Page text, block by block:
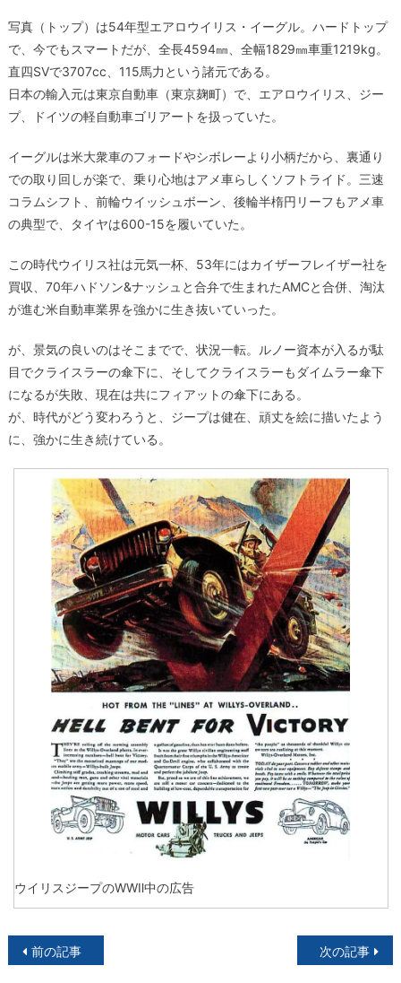
写真（トップ）は54年型エアロウイリス・イーグル。ハードトップ
で、今でもスマートだが、全長4594㎜、全幅1829㎜車重1219kg。
直四SVで3707cc、115馬力という諸元である。
日本の輸入元は東京自動車（東京麹町）で、エアロウイリス、ジー
プ、ドイツの軽自動車ゴリアートを扱っていた。
イーグルは米大衆車のフォードやシボレーより小柄だから、裏通り
での取り回しが楽で、乗り心地はアメ車らしくソフトライド。三速
コラムシフト、前輪ウイッシュボーン、後輪半楕円リーフもアメ車
の典型で、タイヤは600-15を履いていた。
この時代ウイリス社は元気一杯、53年にはカイザーフレイザー社を
買収、70年ハドソン&ナッシュと合弁で生まれたAMCと合併、淘汰
が進む米自動車業界を強かに生き抜いていった。
が、景気の良いのはそこまでで、状況一転。ルノー資本が入るが駄
目でクライスラーの傘下に、そしてクライスラーもダイムラー傘下
になるが失敗、現在は共にフィアットの傘下にある。
が、時代がどう変わろうと、ジープは健在、頑丈を絵に描いたよう
に、強かに生き続けている。
ウイリスジープのWWⅡ中の広告
投前の記事 次の記事